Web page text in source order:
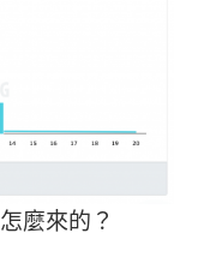
麼來的？